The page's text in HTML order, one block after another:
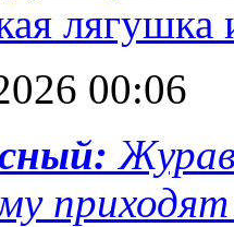
лягушка
00:06